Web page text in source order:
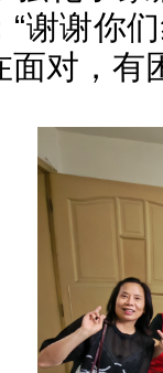
“谢谢你
面对，有